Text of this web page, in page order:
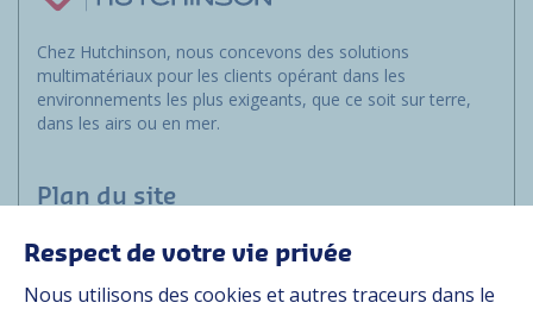
Chez Hutchinson, nous concevons des solutions
multimatériaux pour les clients opérant dans les
environnements les plus exigeants, que ce soit sur terre,
dans les airs ou en mer.
Plan du site
Marchés
Solutions
Respect de votre vie privée
Nous utilisons des cookies et autres traceurs dans le